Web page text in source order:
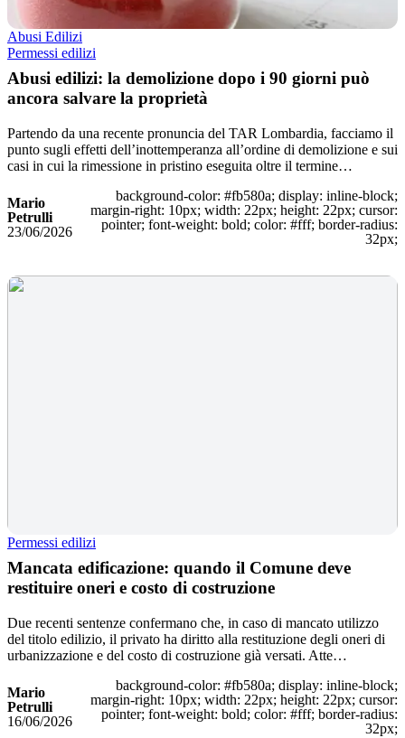
Abusi Edilizi
Permessi edilizi
Abusi edilizi: la demolizione dopo i 90 giorni può
ancora salvare la proprietà
Partendo da una recente pronuncia del TAR Lombardia, facciamo il
punto sugli effetti dell’inottemperanza all’ordine di demolizione e sui
casi in cui la rimessione in pristino eseguita oltre il termine…
Mario
Petrulli
23/06/2026
background-color: #fb580a; display: inline-block;
margin-right: 10px; width: 22px; height: 22px; cursor:
pointer; font-weight: bold; color: #fff; border-radius:
32px;
Permessi edilizi
Mancata edificazione: quando il Comune deve
restituire oneri e costo di costruzione
Due recenti sentenze confermano che, in caso di mancato utilizzo
del titolo edilizio, il privato ha diritto alla restituzione degli oneri di
urbanizzazione e del costo di costruzione già versati. Atte…
Mario
Petrulli
16/06/2026
background-color: #fb580a; display: inline-block;
margin-right: 10px; width: 22px; height: 22px; cursor:
pointer; font-weight: bold; color: #fff; border-radius:
32px;